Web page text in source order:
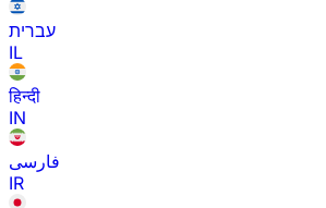
עברית
IL
हिन्दी
IN
فارسی
IR